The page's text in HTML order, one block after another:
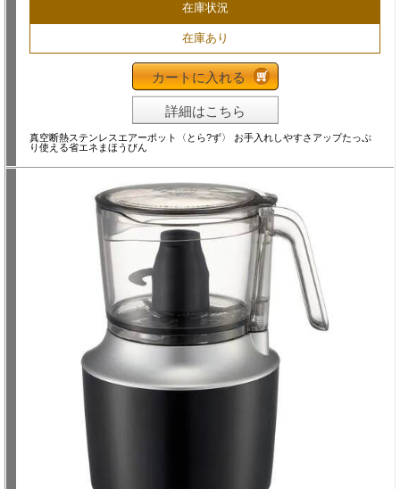
在庫状況
在庫あり
カートに入れる
詳細はこちら
真空断熱ステンレスエアーポット〈とら?ず〉 お手入れしやすさアップたっぷ
り使える省エネまほうびん